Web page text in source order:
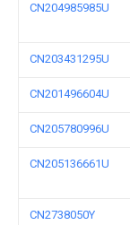
CN204985985U
CN203431295U
CN201496604U
CN205780996U
CN205136661U
CN2738050Y